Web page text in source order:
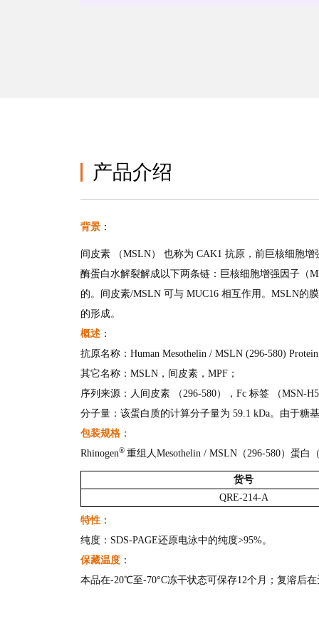
产品介绍
背景 ：
间皮素 （MSLN） 也称为 CAK1 抗原，前巨核细胞
酶蛋白水解裂解成以下两条链：巨核细胞增强因子（
的。间皮素/MSLN 可与 MUC16 相互作用。MSLN的
的形成。
概述 ：
抗原名称：Human Mesothelin / MSLN (296-580)
其它名称：MSLN，间皮素，MPF；
序列来源：人间皮素 （296-580），Fc 标签 （MSN-
分子量：该蛋白质的计算分子量为 59.1 kDa。由于糖
包装规格 ：
Rhinogen®重组人Mesothelin / MSLN（296-580）蛋白
货号
QRE-214-A
特性 ：
纯度：SDS-PAGE还原电泳中的纯度>95%。
保藏温度 ：
本品在-20℃至-70°C冻干状态可保存12个月；复溶后